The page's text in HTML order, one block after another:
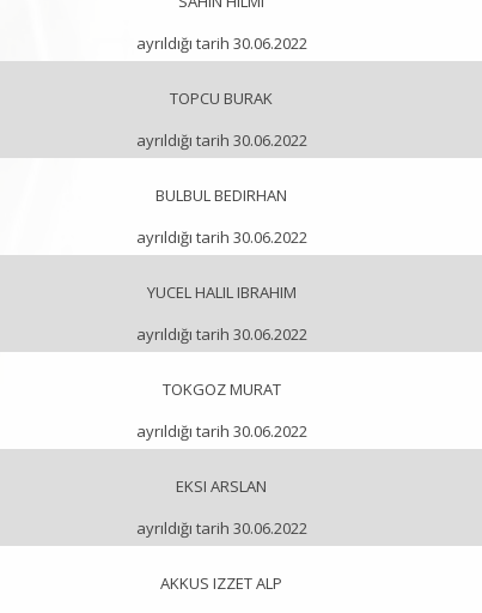
ayrıldığı tarih 30.06.2022
TOPCU BURAK
ayrıldığı tarih 30.06.2022
BULBUL BEDIRHAN
ayrıldığı tarih 30.06.2022
YUCEL HALIL IBRAHIM
ayrıldığı tarih 30.06.2022
TOKGOZ MURAT
ayrıldığı tarih 30.06.2022
EKSI ARSLAN
ayrıldığı tarih 30.06.2022
AKKUS IZZET ALP